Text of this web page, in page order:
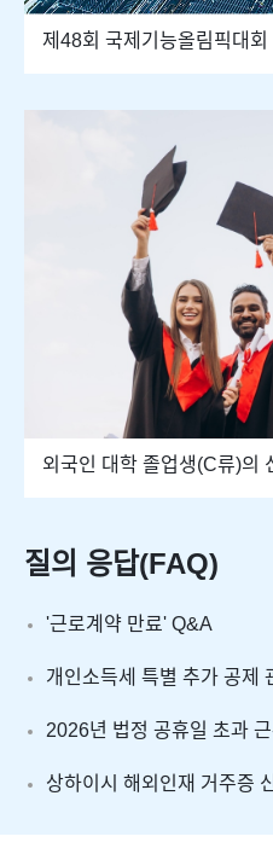
제48회 국제기능올림픽대회
외국인 대학 졸업생(C류)의
질의 응답(FAQ)
'근로계약 만료' Q&A
개인소득세 특별 추가 공제
2026년 법정 공휴일 초과
상하이시 해외인재 거주증